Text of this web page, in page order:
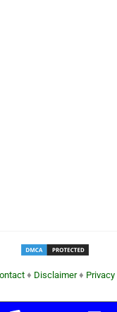
♦ Disclaimer♦ Privacy